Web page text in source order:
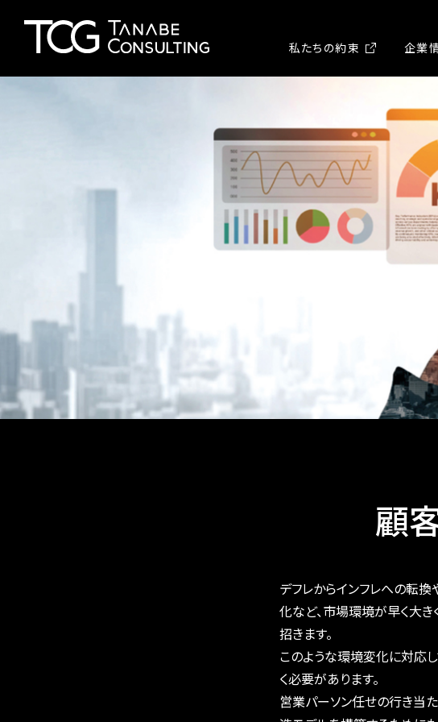
私たちの約束 企業
顧
デフレからインフレへの転
化など、市場環境が早く大
招きます。
このような環境変化に対応
く必要があります。
営業パーソン任せの行き当